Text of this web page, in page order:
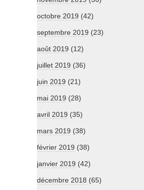
octobre 2019 (42)
septembre 2019 (23)
août 2019 (12)
juillet 2019 (36)
juin 2019 (21)
mai 2019 (28)
avril 2019 (35)
mars 2019 (38)
février 2019 (38)
janvier 2019 (42)
décembre 2018 (65)